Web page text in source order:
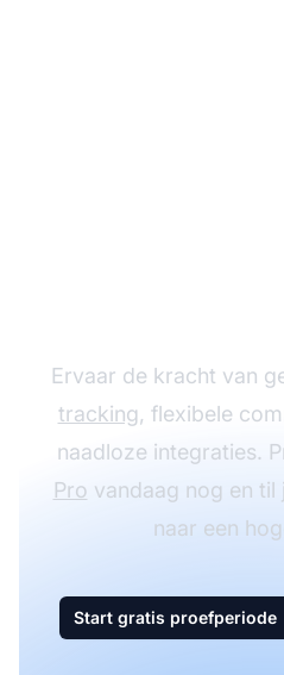
Ervaar de kracht van
tracking, flexibele
naadloze integraties.
Pro vandaag nog en til
naar een
Start gratis proefperiode